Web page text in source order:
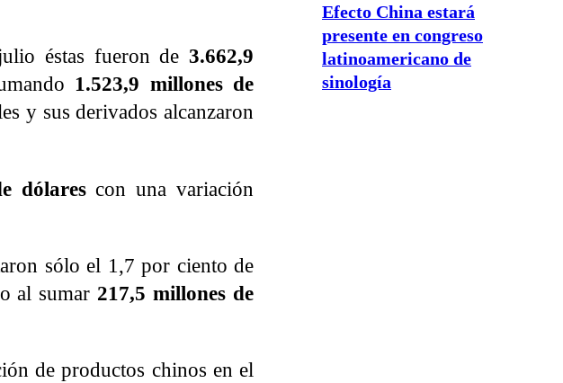
éstas fueron de3.662,9
1.523,9 millones de
y sus derivados alcanzaron
dólarescon una variación
sólo el 1,7 por ciento de
al sumar 217,5 millones de
de productos chinos en el
Efecto China estará
presente en congreso
latinoamericano de
sinología